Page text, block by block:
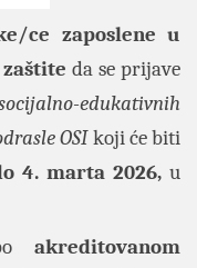
ce zaposlene u
zaštiteda se prijave
edukativnih
OSIkoji će biti
4. marta 2026, u
akreditovanom